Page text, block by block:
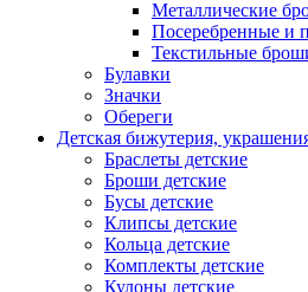
Металлические
Посеребренные и
Текстильные
Булавки
Значки
Обереги
Детская бижутерия,
Браслеты детские
Броши детские
Бусы детские
Клипсы детские
Кольца детские
Комплекты детские
Кулоны детские